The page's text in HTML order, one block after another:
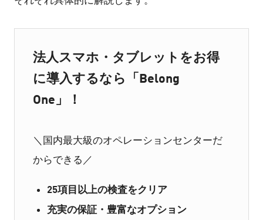
法人スマホ・タブレットをお得
に導入するなら「Belong
One」！
＼国内最大級のオペレーションセンターだ
からできる／
25項目以上の検査をクリア
充実の保証・豊富なオプション